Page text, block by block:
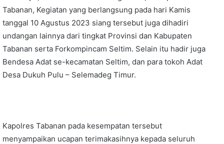
Tabanan, Kegiatan yang berlangsung pada hari Kamis
tanggal 10 Agustus 2023 siang tersebut juga dihadiri
undangan lainnya dari tingkat Provinsi dan Kabupaten
Tabanan serta Forkompincam Seltim. Selain itu hadir juga
Bendesa Adat se-kecamatan Seltim, dan para tokoh Adat
Desa Dukuh Pulu – Selemadeg Timur.
Kapolres Tabanan pada kesempatan tersebut
menyampaikan ucapan terimakasihnya kepada seluruh